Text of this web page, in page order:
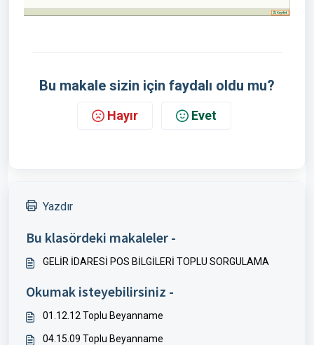
Bu makale sizin için faydalı oldu mu?
Hayır Evet
Yazdır
Bu klasördeki makaleler -
GELİR İDARESİ POS BİLGİLERİ TOPLU SORGULAMA
Okumak isteyebilirsiniz -
01.12.12 Toplu Beyanname
04.15.09 Toplu Beyanname